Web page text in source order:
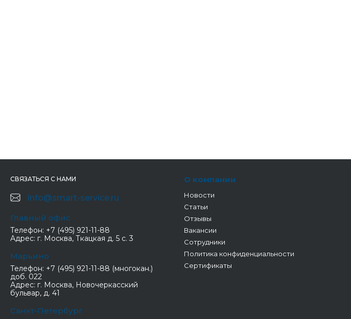
СВЯЗАТЬСЯ С НАМИ
info@smart-service.ru
Главный офис
Телефон: +7 (495) 921-11-88
Адрес: г. Москва, Ткацкая д. 5 с. 3
Марьино
Телефон: +7 (495) 921-11-88 (многокан.)
доб. 022
Адрес: г. Москва, Новочеркасский
бульвар, д. 41
Санкт-Петербург
О компании
Новости
Статьи
Отзывы
Вакансии
Сотрудники
Политика конфиденциальности
Сертификаты